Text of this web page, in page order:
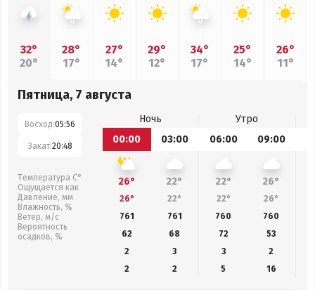
32°
20°
28°
17°
27°
14°
29°
12°
34°
17°
25°
14°
26°
11°
Пятница, 7 августа
Восход:05:56
Закат:20:48
Температура С°
Ощущается как
Давление, мм
Влажность, %
Ветер, м/с
Вероятность
осадков, %
Ночь
Утро
00:00
03:00 06:00 09:00
26° 22° 22° 26°
26° 22° 22° 26°
761
761 760 760
62
68 72 53
2
3 3
2
2
2 5 16